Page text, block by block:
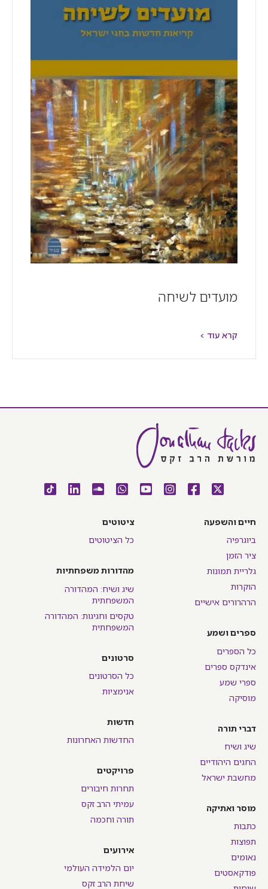
מועדים לשיחה
קרא עוד >
חיים והשפעה
ביוגרפיה
ציר הזמן
גלריית תמונות
הוקרות
הרהרורים אישיים
ספרים ושמע
כל הספרים
אינדקס ספרים
ספרי שמע
מוסיקה
דברי תורה
שיג ושיח
החגים היהודיים
מחשבת ישראל
מוסר ואתיקה
כתבות
תפוצות
נאומים
פודקאסטים
ציטוטים
כל הציטוטים
מהדורות משפחתיות
שיג ושיח: המהדורה
המשפחתית
טקסים וחגיגות: המהדורה
המשפחתית
סרטונים
כל הסרטונים
אנימציות
חדשות
החדשות האחרונות
פרויקטים
תחרות חיבורים
עמיתי הרב זקס
תורה וחכמה
אירועים
יום הלמידה העולמי
שיחת הרב זקס